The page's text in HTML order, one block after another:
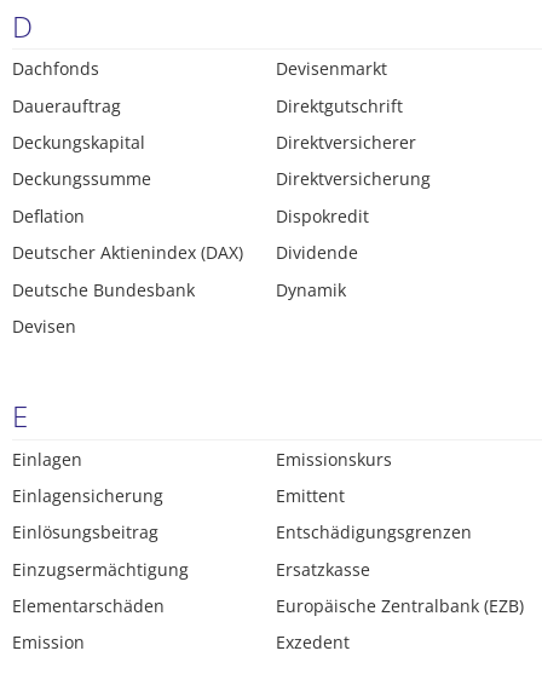
D
Dachfonds
Dauerauftrag
Deckungskapital
Deckungssumme
Deflation
Deutscher Aktienindex (DAX)
Deutsche Bundesbank
Devisen
Devisenmarkt
Direktgutschrift
Direktversicherer
Direktversicherung
Dispokredit
Dividende
Dynamik
E
Einlagen
Einlagensicherung
Einlösungsbeitrag
Einzugsermächtigung
Elementarschäden
Emission
Emissionskurs
Emittent
Entschädigungsgrenzen
Ersatzkasse
Europäische Zentralbank (EZB)
Exzedent